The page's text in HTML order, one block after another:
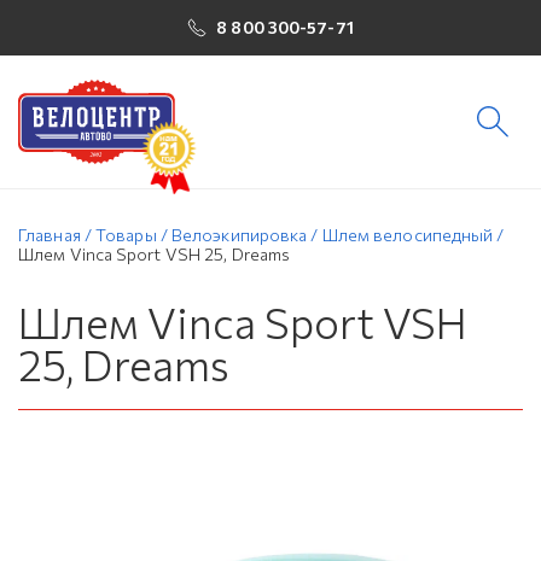
8 800 300-57-71
Главная /Товары / Велоэкипировка / Шлем велосипедный /
Шлем Vinca Sport VSH 25, Dreams
Шлем Vinca Sport VSH
25, Dreams